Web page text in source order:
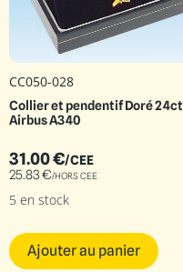
CC050-028
Collier et pendentif Doré 24ct
Airbus A340
31.00€/CEE
25.83€/HORS CEE
5 en stock
Ajouter au panier